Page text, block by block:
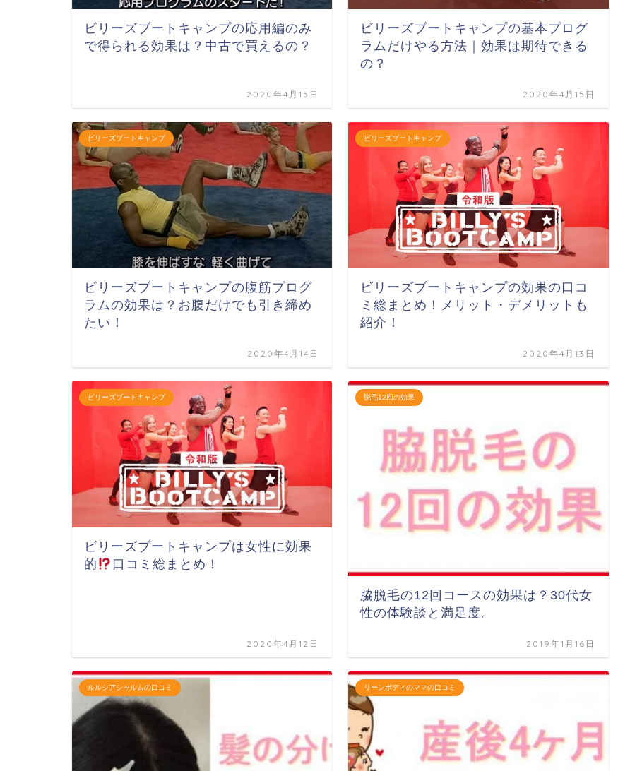
ビリーズブートキャンプの応用編のみ
で得られる効果は？中古で買えるの？
2020年4月15日
ビリーズブートキャンプの基本プログ
ラムだけやる方法｜効果は期待できる
の？
2020年4月15日
ビリーズブートキャンプ
ビリーズブートキャンプの腹筋プログ
ラムの効果は？お腹だけでも引き締め
たい！
2020年4月14日
ビリーズブートキャンプ
ビリーズブートキャンプの効果の口コ
ミ総まとめ！メリット・デメリットも
紹介！
2020年4月13日
ビリーズブートキャンプ
ビリーズブートキャンプは女性に効果
的
口コミ総まとめ！
2020年4月12日
脱毛12回の効果
脇脱毛の12回コースの効果は？30代女
性の体験談と満足度。
2019年1月16日
ルルシアシャルムの口コミ リーンボディのママの口コミ